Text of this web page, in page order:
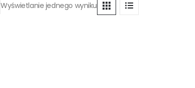
Wyświetlanie jednego wyniku